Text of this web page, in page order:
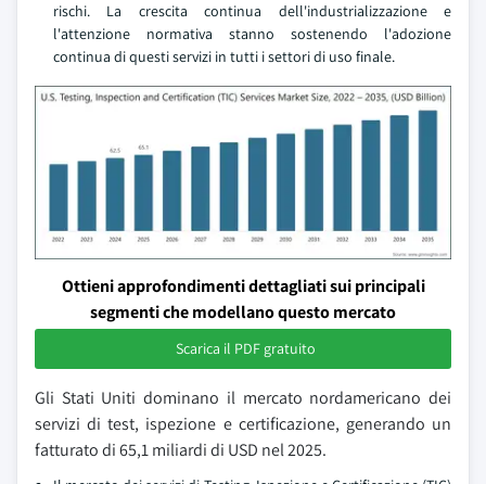
rischi. La crescita continua dell'industrializzazione e
l'attenzione normativa stanno sostenendo l'adozione
continua di questi servizi in tutti i settori di uso finale.
Ottieni approfondimenti dettagliati sui principali
segmenti che modellano questo mercato
Scarica il PDF gratuito
Gli Stati Uniti dominano il mercato nordamericano dei
servizi di test, ispezione e certificazione, generando un
fatturato di 65,1 miliardi di USD nel 2025.